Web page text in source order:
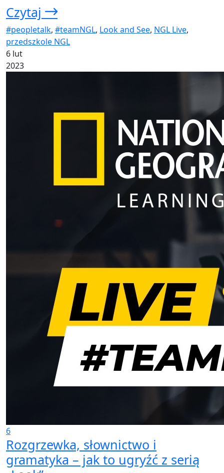
Czytaj
#peopletalk, #teamNGL, Look and See, NGL Live,
przedszkole NGL
6 lut
2023
6
Rozgrzewka, słownictwo i
gramatyka – jak to ugryźć z serią